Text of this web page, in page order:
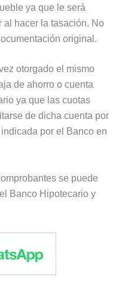
ya que le será
al hacer la tasación. No
original.
otorgado el mismo
de ahorro o cuenta
ya que las cuotas
de dicha cuenta por
por el Banco en
se puede
Banco Hipotecario y